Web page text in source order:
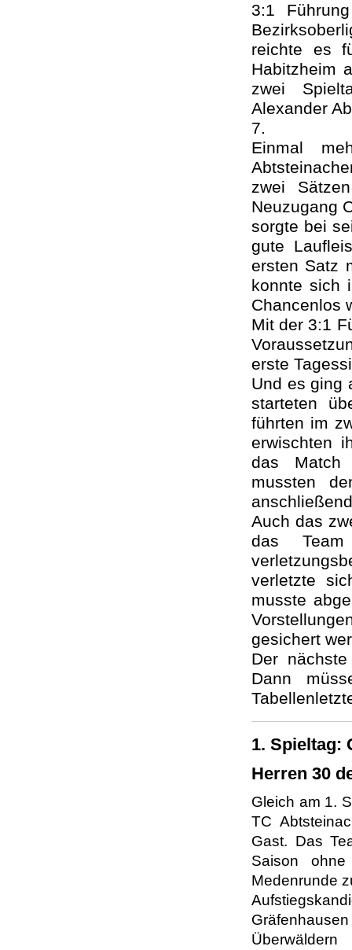
3:1 Führung
reichte es
Habitzheim
zwei
Alexander
7.
Einmal
zwei
Neuzugang
sorgte bei
gute
ersten Satz
konnte sich
Chancenlos
Mit der 3:1
erste
Und es ging
starteten
führten im
erwischten
das Match
mussten
Auch das
das
verletzte
musste
gesichert
Der
Dann
1. Spieltag:
Herren 30
Gleich am 1.
TC
Gast. Das
Saison
Medenrunde